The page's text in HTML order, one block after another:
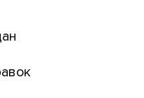
университета